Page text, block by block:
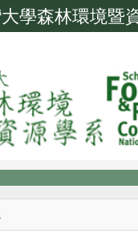
學森林環境暨